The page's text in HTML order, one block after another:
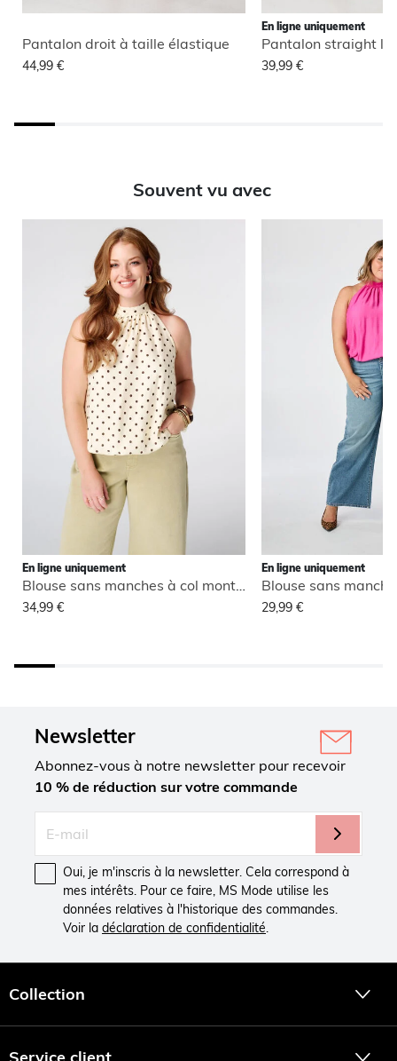
Pantalon droit à taille élastique
44,99 €
En ligne uniquement
Pantalon straight
39,99 €
Souvent vu avec
En ligne uniquement
Blouse sans manches à col montant
34,99 €
En ligne uniquement
29,99 €
Newsletter
Abonnez-vous à notre newsletter pour recevoir
10 % de réduction sur votre commande
Oui, je m'inscris à la newsletter. Cela correspond à
mes intérêts. Pour ce faire, MS Mode utilise les
données relatives à l'historique des commandes.
Voir la déclaration de confidentialité.
Collection